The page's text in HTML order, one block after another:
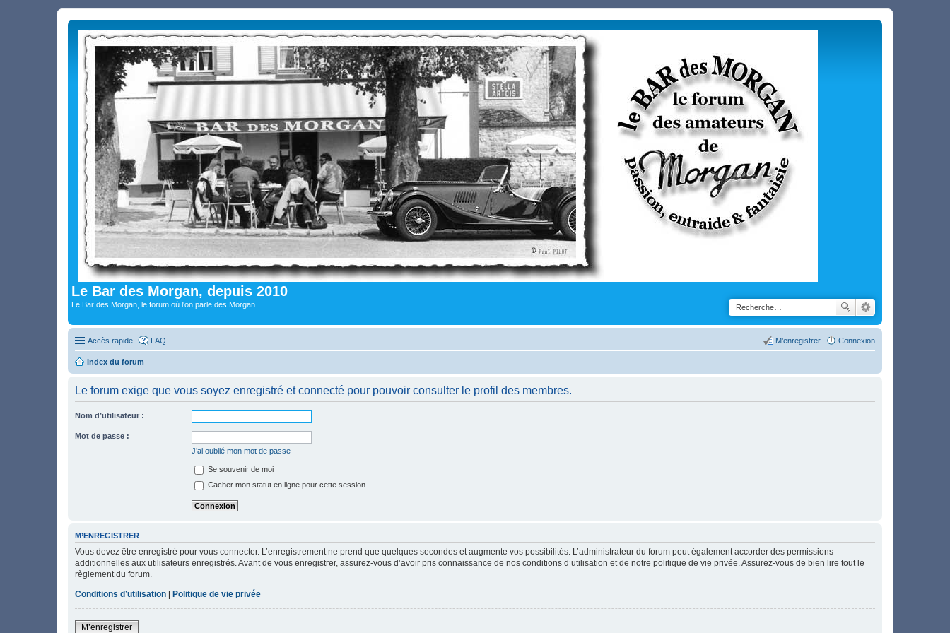
Le Bar des Morgan, depuis 2010
Le Bar des Morgan, le forum où l'on parle des Morgan.
Accès rapide FAQ Connexion
M’enregistrer
Index du forum
Le forum exige que vous soyez enregistré et connecté pour pouvoir consulter le profil des membres.
Nom d’utilisateur :
Mot de passe :
J’ai oublié mon mot de passe
Se souvenir de moi
Cacher mon statut en ligne pour cette session
M’ENREGISTRER
Vous devez être enregistré pour vous connecter. L’enregistrement ne prend que quelques secondes et augmente vos possibilités. L’administrateur du forum peut également accorder des permissions
additionnelles aux utilisateurs enregistrés. Avant de vous enregistrer, assurez-vous d’avoir pris connaissance de nos conditions d’utilisation et de notre politique de vie privée. Assurez-vous de bien lire tout le
règlement du forum.
Conditions d’utilisation
Politique de vie privée
M’enregistrer